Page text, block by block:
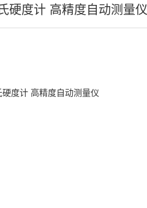
硬度计 高精度自动测量仪
度计 高精度自动测量仪